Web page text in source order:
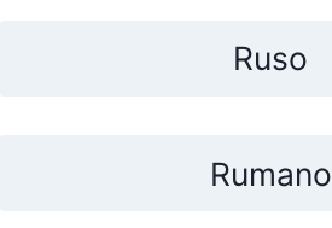
Ruso
Rumano